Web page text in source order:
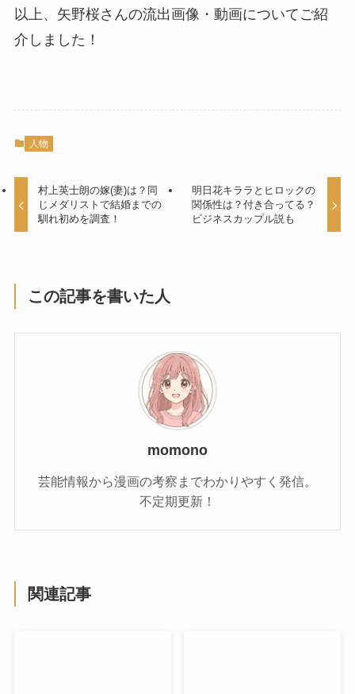
以上、矢野桜さんの流出画像・動画についてご紹
介しました！
人物
村上英士朗の嫁(妻)は？同
じメダリストで結婚までの
馴れ初めを調査！
明日花キララとヒロックの
関係性は？付き合ってる？
ビジネスカップル説も
この記事を書いた人
momono
芸能情報から漫画の考察までわかりやすく発信。
不定期更新！
関連記事